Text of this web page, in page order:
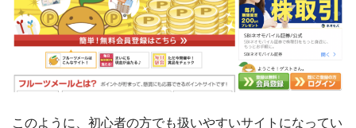
このように、初心者の方でも扱いやすいサイトになってい